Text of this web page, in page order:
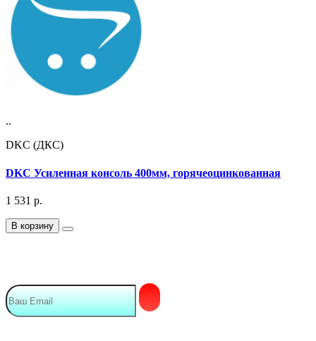
..
DKC (ДКС)
DKC Усиленная консоль 400мм, горячеоцинкованная
1 531 р.
В корзину